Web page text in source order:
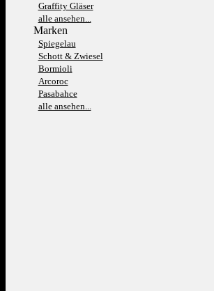
Graffity Gläser
alle ansehen...
Marken
Spiegelau
Schott & Zwiesel
Bormioli
Arcoroc
Pasabahce
alle ansehen...